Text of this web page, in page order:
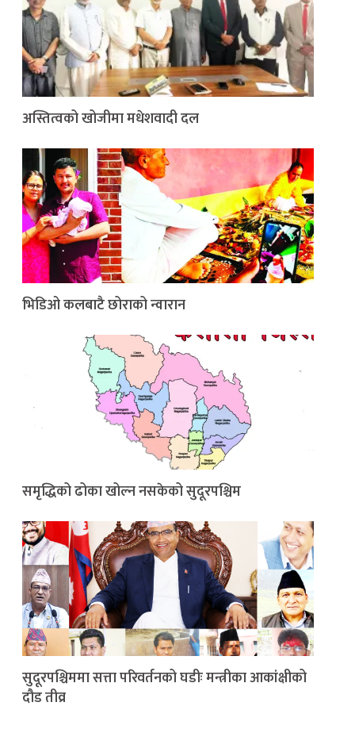
अस्तित्वको खोजीमा मधेशवादी दल
भिडिओ कलबाटै छोराको न्वारान
समृद्धिको ढोका खोल्न नसकेको सुदूरपश्चिम
सुदूरपश्चिममा सत्ता परिवर्तनको घडीः मन्त्रीका आकांक्षीको
दौड तीव्र